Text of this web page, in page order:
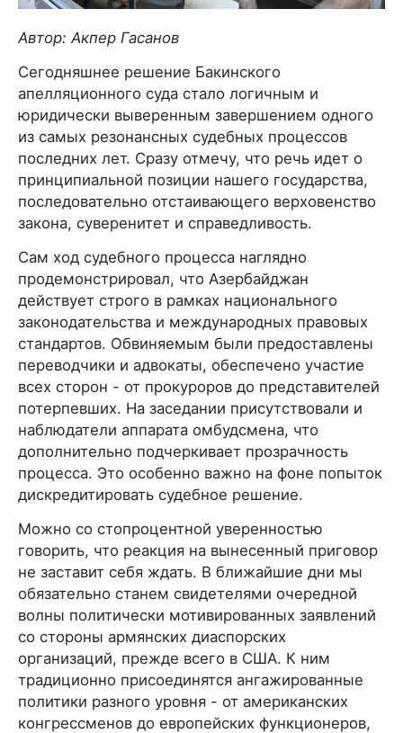
Автор: Акпер Гасанов
Сегодняшнее решение Бакинского
апелляционного суда стало логичным и
юридически выверенным завершением одного
из самых резонансных судебных процессов
последних лет. Сразу отмечу, что речь идет о
принципиальной позиции нашего государства,
последовательно отстаивающего верховенство
закона, суверенитет и справедливость.
Сам ход судебного процесса наглядно
продемонстрировал, что Азербайджан
действует строго в рамках национального
законодательства и международных правовых
стандартов. Обвиняемым были предоставлены
переводчики и адвокаты, обеспечено участие
всех сторон - от прокуроров до представителей
потерпевших. На заседании присутствовали и
наблюдатели аппарата омбудсмена, что
дополнительно подчеркивает прозрачность
процесса. Это особенно важно на фоне попыток
дискредитировать судебное решение.
Можно со стопроцентной уверенностью
говорить, что реакция на вынесенный приговор
не заставит себя ждать. В ближайшие дни мы
обязательно станем свидетелями очередной
волны политически мотивированных заявлений
со стороны армянских диаспорских
организаций, прежде всего в США. К ним
традиционно присоединятся ангажированные
политики разного уровня - от американских
конгрессменов до европейских функционеров,